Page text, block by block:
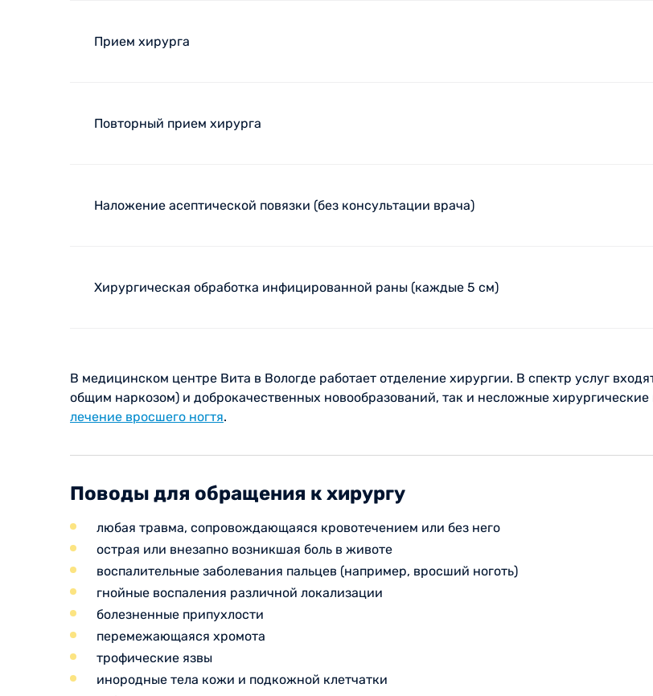
Прием хирурга
Повторный прием хирурга
Наложение асептической повязки (без консультации врача)
Хирургическая обработка инфицированной раны (каждые 5 см)
В медицинском центре Вита в Вологде работает отделение хирургии. В спектр услуг
общим наркозом) и доброкачественных новообразований, так и несложные
лечение вросшего ногтя.
Поводы для обращения к хирургу
любая травма, сопровождающаяся кровотечением или без него
острая или внезапно возникшая боль в животе
воспалительные заболевания пальцев (например, вросший ноготь)
гнойные воспаления различной локализации
болезненные припухлости
перемежающаяся хромота
трофические язвы
инородные тела кожи и подкожной клетчатки